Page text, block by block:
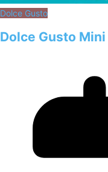
Dolce Gusto
Dolce Gusto Mini